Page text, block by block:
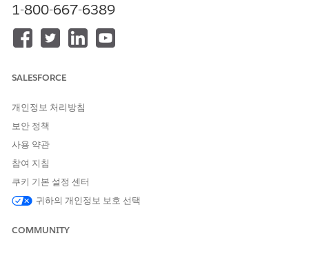
cloud in the Industry-Based Trials tab.
Compare 2 Trial Options
Learning Trial Org
Base Trial Org
Read and agree to the service agreement.
Click Start Your Free Trial
After your org is created, look for an email with the login
1-800-667-6389
SALESFORCE
개인정보 처리방침
보안 정책
사용 약관
참여 지침
쿠키 기본 설정 센터
귀하의 개인정보 보호 선택
COMMUNITY